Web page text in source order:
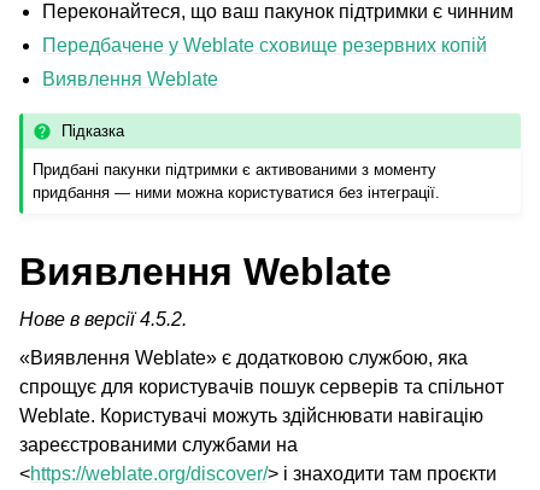
Переконайтеся, що ваш пакунок підтримки є чинним
Передбачене у Weblate сховище резервних копій
Виявлення Weblate
Підказка
Придбані пакунки підтримки є активованими з моменту
придбання — ними можна користуватися без інтеграції.
Виявлення Weblate
Нове в версії 4.5.2.
«Виявлення Weblate» є додатковою службою, яка
спрощує для користувачів пошук серверів та спільнот
Weblate. Користувачі можуть здійснювати навігацію
зареєстрованими службами на
<https://weblate.org/discover/> і знаходити там проєкти